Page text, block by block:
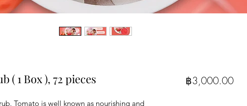
( 1 Box ), 72 pieces
Tomato is well known as nourishing and
฿3,000.00Price